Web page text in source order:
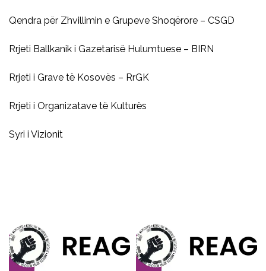
Qendra për Zhvillimin e Grupeve Shoqërore – CSGD
Rrjeti Ballkanik i Gazetarisë Hulumtuese – BIRN
Rrjeti i Grave të Kosovës – RrGK
Rrjeti i Organizatave të Kulturës
Syri i Vizionit